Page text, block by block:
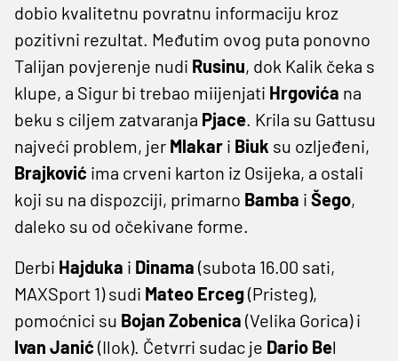
dobio kvalitetnu povratnu informaciju kroz
pozitivni rezultat. Međutim ovog puta ponovno
Talijan povjerenje nudi Rusinu, dok Kalik čeka s
klupe, a Sigur bi trebao miijenjati Hrgovića na
beku s ciljem zatvaranja Pjace. Krila su Gattusu
najveći problem, jer Mlakar i Biuk su ozljeđeni,
Brajković ima crveni karton iz Osijeka, a ostali
koji su na dispozciji, primarno Bamba i Šego,
daleko su od očekivane forme.
Derbi Hajduka i Dinama (subota 16.00 sati,
MAXSport 1) sudi Mateo Erceg(Pristeg),
pomoćnici su Bojan Zobenica (Velika Gorica) i
Ivan Janić (Ilok). Četvrri sudac je Dario Bel